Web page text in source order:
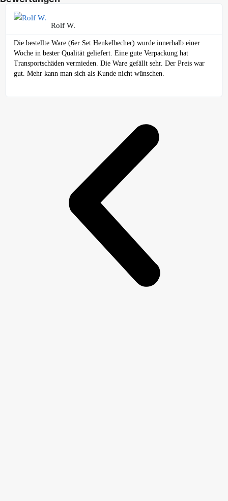
Rolf W.
Die bestellte Ware (6er Set Henkelbecher) wurde innerhalb einer
Woche in bester Qualität geliefert. Eine gute Verpackung hat
Transportschäden vermieden. Die Ware gefällt sehr. Der Preis war
gut. Mehr kann man sich als Kunde nicht wünschen.